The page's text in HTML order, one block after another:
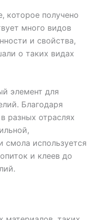
которое получено
много видов
и свойства,
о таких видах
элемент для
Благодаря
разных отраслях
смола используется
и клеев до